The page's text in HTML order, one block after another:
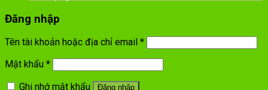
Đăng nhập
Tên tài khoản hoặc địa chỉ email *
Mật khẩu *
Ghi nhớ mật khẩu
Đăng nhập